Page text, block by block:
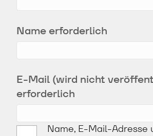
Name erforderlich
E-Mail (wird nicht
erforderlich
Name, E-Mail-Adresse